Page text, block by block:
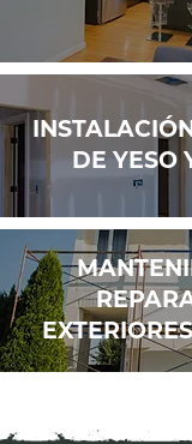
DE YESO